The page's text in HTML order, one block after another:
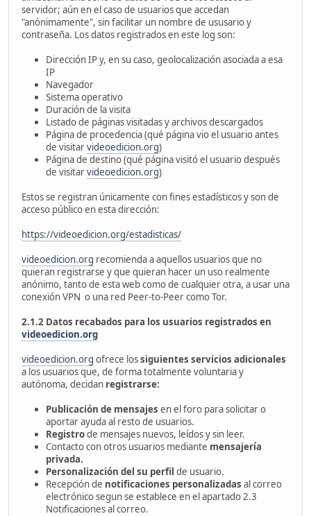
servidor; aún en el caso de usuarios que accedan
"anónimamente", sin facilitar un nombre de ususario y
contraseña. Los datos registrados en este log son:
Dirección IP y, en su caso, geolocalización asociada a esa
IP
Navegador
Sistema operativo
Duración de la visita
Listado de páginas visitadas y archivos descargados
Página de procedencia (qué página vio el usuario antes
de visitarvideoedicion.org)
Página de destino (qué página visitó el usuario después
de visitarvideoedicion.org)
Estos se registran únicamente con fines estadísticos y son de
acceso público en esta dirección:
https://videoedicion.org/estadisticas/
videoedicion.org recomienda a aquellos usuarios que no
quieran registrarse y que quieran hacer un uso realmente
anónimo, tanto de esta web como de cualquier otra, a usar una
conexión VPN o una red Peer-to-Peer como Tor.
2.1.2 Datos recabados para los usuarios registrados en
videoedicion.org
videoedicion.org ofrece lossiguientes servicios adicionales
a los usuarios que, de forma totalmente voluntaria y
autónoma, decidan registrarse:
Publicación de mensajes en el foro para solicitar o
aportar ayuda al resto de usuarios.
Registrode mensajes nuevos, leídos y sin leer.
Contacto con otros usuarios mediante mensajería
privada.
Personalización del su perfil de usuario.
Recepción de notificaciones personalizadas al correo
electrónico segun se establece en el apartado 2.3
Notificaciones al correo.